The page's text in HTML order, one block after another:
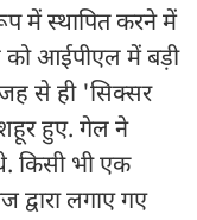
में स्थापित करने में
को आईपीएल में बड़ी
से ही 'सिक्सर
हुए. गेल ने
किसी भी एक
लगाए गए